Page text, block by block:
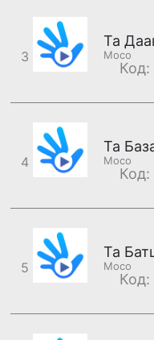
3 Moco
Код:
4 Moco
Код:
5 Moco
Код: